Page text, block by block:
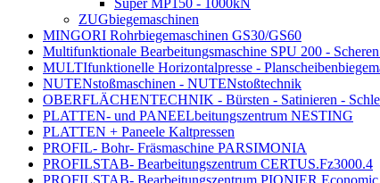
Super MP150 - 1000kN
ZUGbiegemaschinen
MINGORI Rohrbiegemaschinen GS30/GS60
Multifunktionale Bearbeitungsmaschine SPU 200 -
MULTIfunktionelle Horizontalpresse -
NUTENstoßmaschinen - NUTENstoßtechnik
OBERFLÄCHENTECHNIK - Bürsten - Satinieren -
PLATTEN- und PANEELbeitungszentrum NESTING
PLATTEN + Paneele Kaltpressen
PROFIL- Bohr- Fräsmaschine PARSIMONIA
PROFILSTAB- Bearbeitungszentrum CERTUS.Fz3000.4
PROFILSTAB- Bearbeitungszentrum PIONIER